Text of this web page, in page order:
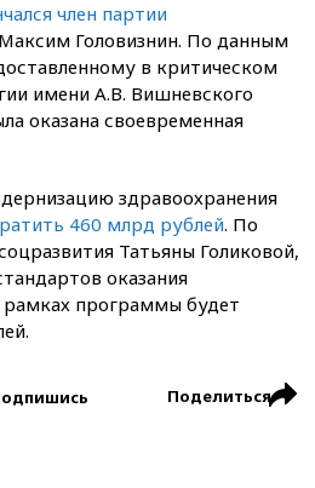
член партии
Максим Головизнин. По данным
в критическом
имени А.В. Вишневского
оказана своевременная
здравоохранения
460 млрд рублей. По
Татьяны Голиковой,
оказания
программы будет
Поделиться